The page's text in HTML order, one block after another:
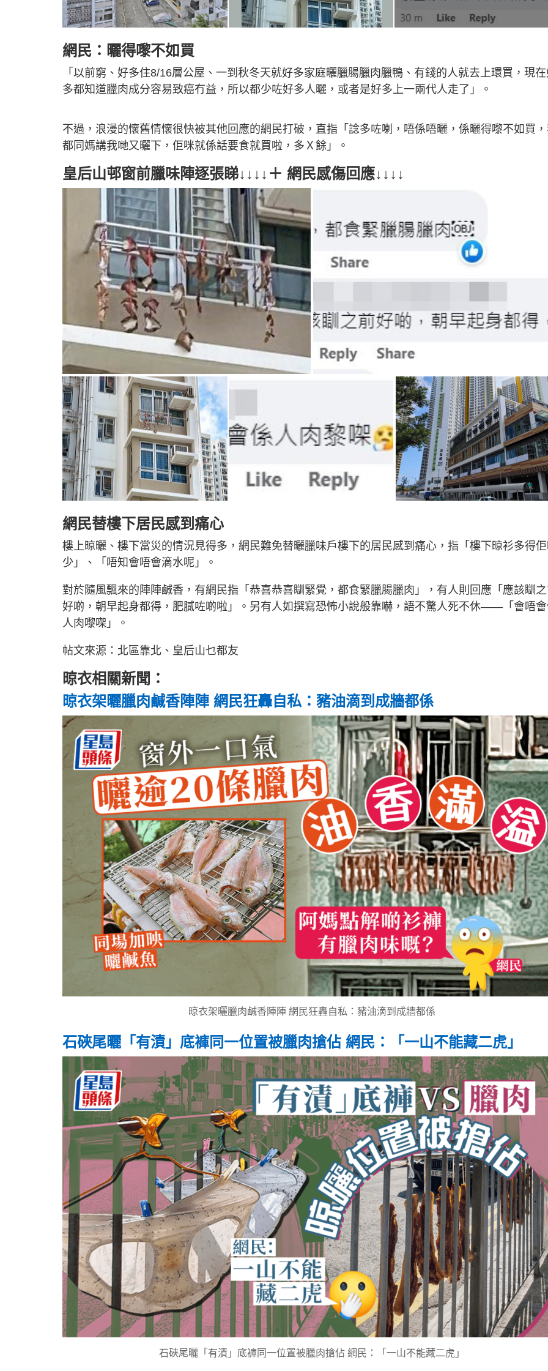
網民：曬得嚟不如買
「以前窮、好多住8/16層公屋、一到秋冬天就好多家庭曬臘腸臘肉臘鴨、有錢的人就去上環買，現
多都知道臘肉成分容易致癌冇益，所以都少咗好多人曬，或者是好多上一兩代人走了」。
不過，浪漫的懷舊情懷很快被其他回應的網民打破，直指「諗多咗喇，唔係唔曬，係曬得嚟不如買
都同媽講我哋又曬下，佢咪就係話要食就買啦，多Ｘ餘」。
皇后山邨窗前臘味陣逐張睇↓↓↓↓＋ 網民感傷回應↓↓↓↓
網民替樓下居民感到痛心
樓上晾曬、樓下當災的情況見得多，網民難免替曬臘味戶樓下的居民感到痛心，指「樓下晾衫多得
少」、「唔知會唔會滴水呢」。
對於隨風飄來的陣陣鹹香，有網民指「恭喜恭喜瞓緊覺，都食緊臘腸臘肉」，有人則回應「應該瞓
好啲，朝早起身都得，肥膩咗啲啦」。另有人如撰寫恐怖小說般靠嚇，語不驚人死不休——「會唔
人肉嚟㗎」。
帖文來源：北區靠北、皇后山乜都友
晾衣相關新聞：
晾衣架曬臘肉鹹香陣陣 網民狂轟自私：豬油滴到成牆都係
晾衣架曬臘肉鹹香陣陣 網民狂轟自私：豬油滴到成牆都係
石硤尾曬「有漬」底褲同一位置被臘肉搶佔 網民：「一山不能藏二虎」
石硤尾曬「有漬」底褲同一位置被臘肉搶佔 網民：「一山不能藏二虎」